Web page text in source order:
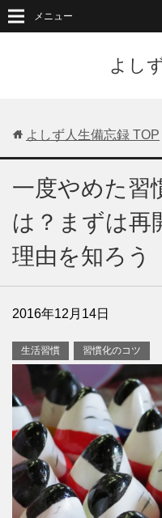
よし
メニュー
よしず人生備忘録 TOP
一度やめた習
は？まずは再
理由を知ろう
2016年12月14日
生活習慣 習慣化のコツ